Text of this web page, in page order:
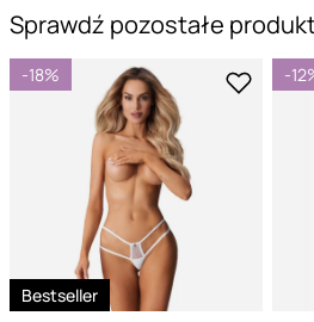
Sprawdź pozostałe
-18%
Bestseller
-